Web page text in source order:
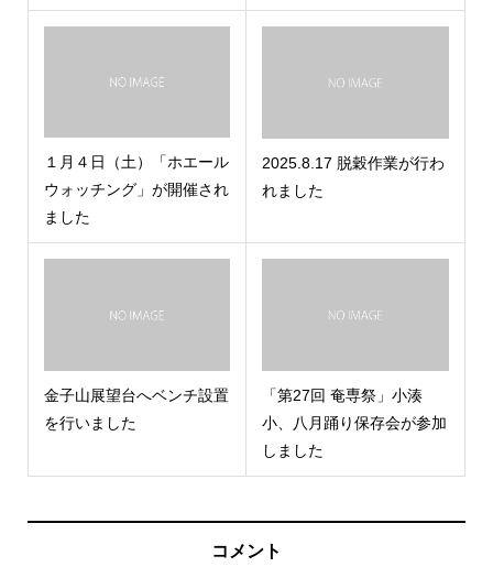
１月４日（土）「ホエール
ウォッチング」が開催され
ました
2025.8.17 脱穀作業が行わ
れました
金子山展望台へベンチ設置
を行いました
「第27回 奄専祭」小湊
小、八月踊り保存会が参加
しました
コメント